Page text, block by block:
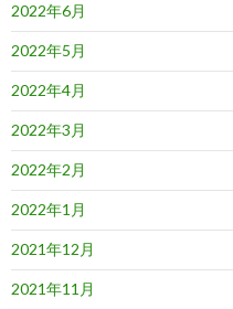
2022年6月
2022年5月
2022年4月
2022年3月
2022年2月
2022年1月
2021年12月
2021年11月